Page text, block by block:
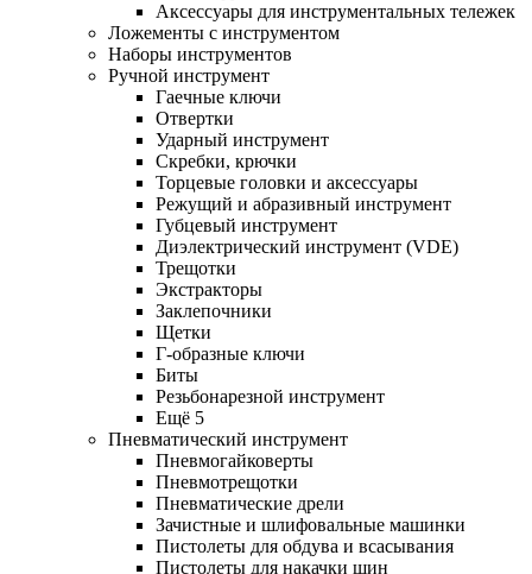
Аксессуары для инструментальных тележек
Ложементы с инструментом
Наборы инструментов
Ручной инструмент
Гаечные ключи
Отвертки
Ударный инструмент
Скребки, крючки
Торцевые головки и аксессуары
Режущий и абразивный инструмент
Губцевый инструмент
Диэлектрический инструмент (VDE)
Трещотки
Экстракторы
Заклепочники
Щетки
Г-образные ключи
Биты
Резьбонарезной инструмент
Ещё 5
Пневматический инструмент
Пневмогайковерты
Пневмотрещотки
Пневматические дрели
Зачистные и шлифовальные машинки
Пистолеты для обдува и всасывания
Пистолеты для накачки шин